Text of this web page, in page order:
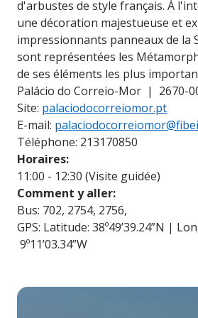
d'arbustes de style français. À
une décoration majestueuse et
impressionnants panneaux de la
sont représentées les
de ses éléments les plus
Palácio do Correio-Mor | 2670-
Site: palaciodocorreiomor.pt
E-mail:
Téléphone: 213170850
Horaires:
11:00 - 12:30 (Visite guidée)
Comment y aller:
Bus: 702, 2754, 2756,
GPS: Latitude: 38º49’39.24”N |
9º11’03.34”W